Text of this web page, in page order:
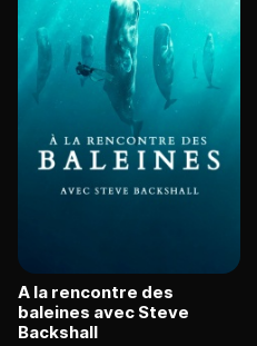
A la rencontre des
baleines avec Steve
Backshall